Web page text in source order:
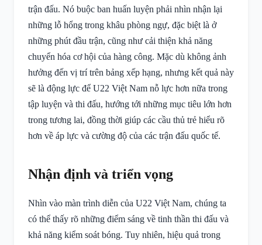
trận đấu. Nó buộc ban huấn luyện phải nhìn nhận lại
những lỗ hổng trong khâu phòng ngự, đặc biệt là ở
những phút đầu trận, cũng như cải thiện khả năng
chuyển hóa cơ hội của hàng công. Mặc dù không ảnh
hưởng đến vị trí trên bảng xếp hạng, nhưng kết quả này
sẽ là động lực để U22 Việt Nam nỗ lực hơn nữa trong
tập luyện và thi đấu, hướng tới những mục tiêu lớn hơn
trong tương lai, đồng thời giúp các cầu thủ trẻ hiểu rõ
hơn về áp lực và cường độ của các trận đấu quốc tế.
Nhận định và triển vọng
Nhìn vào màn trình diễn của U22 Việt Nam, chúng ta
có thể thấy rõ những điểm sáng về tinh thần thi đấu và
khả năng kiểm soát bóng. Tuy nhiên, hiệu quả trong